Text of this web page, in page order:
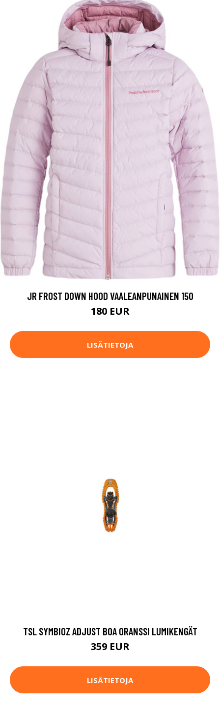
JR FROST DOWN HOOD VAALEANPUNAINEN 150
180 EUR
LISÄTIETOJA
TSL SYMBIOZ ADJUST BOA ORANSSI LUMIKENGÄT
359 EUR
LISÄTIETOJA